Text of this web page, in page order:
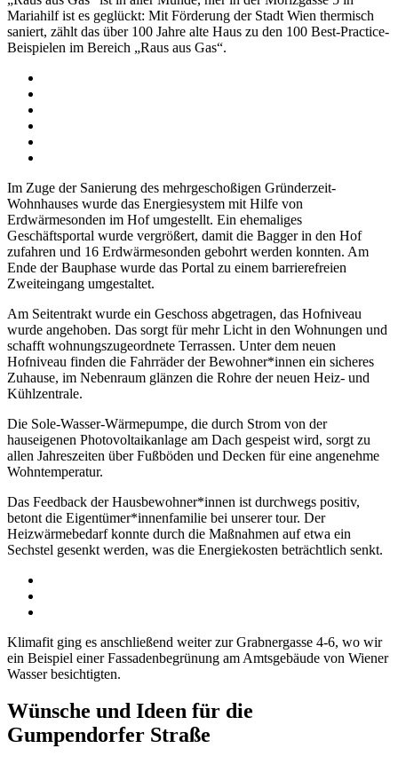
Mariahilf ist es geglückt: Mit Förderung der Stadt Wien thermisch
saniert, zählt das über 100 Jahre alte Haus zu den 100 Best-Practice-
Beispielen im Bereich „Raus aus Gas“.
Im Zuge der Sanierung des mehrgeschoßigen Gründerzeit-
Wohnhauses wurde das Energiesystem mit Hilfe von
Erdwärmesonden im Hof umgestellt. Ein ehemaliges
Geschäftsportal wurde vergrößert, damit die Bagger in den Hof
zufahren und 16 Erdwärmesonden gebohrt werden konnten. Am
Ende der Bauphase wurde das Portal zu einem barrierefreien
Zweiteingang umgestaltet.
Am Seitentrakt wurde ein Geschoss abgetragen, das Hofniveau
wurde angehoben. Das sorgt für mehr Licht in den Wohnungen und
schafft wohnungszugeordnete Terrassen. Unter dem neuen
Hofniveau finden die Fahrräder der Bewohner*innen ein sicheres
Zuhause, im Nebenraum glänzen die Rohre der neuen Heiz- und
Kühlzentrale.
Die Sole-Wasser-Wärmepumpe, die durch Strom von der
hauseigenen Photovoltaikanlage am Dach gespeist wird, sorgt zu
allen Jahreszeiten über Fußböden und Decken für eine angenehme
Wohntemperatur.
Das Feedback der Hausbewohner*innen ist durchwegs positiv,
betont die Eigentümer*innenfamilie bei unserer tour. Der
Heizwärmebedarf konnte durch die Maßnahmen auf etwa ein
Sechstel gesenkt werden, was die Energiekosten beträchtlich senkt.
Klimafit ging es anschließend weiter zur Grabnergasse 4-6, wo wir
ein Beispiel einer Fassadenbegrünung am Amtsgebäude von Wiener
Wasser besichtigten.
Wünsche und Ideen für die
Gumpendorfer Straße